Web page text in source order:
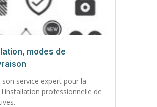
modes de
service expert pour la
professionnelle de